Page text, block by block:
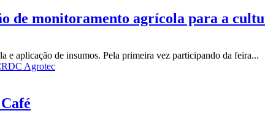
de monitoramento agrícola para a
e aplicação de insumos. Pela primeira vez participando da feira...
RDC Agrotec